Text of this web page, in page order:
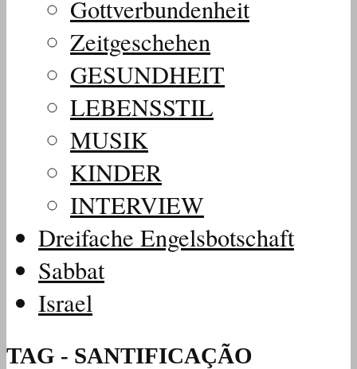
Gottverbundenheit
Zeitgeschehen
GESUNDHEIT
LEBENSSTIL
MUSIK
KINDER
INTERVIEW
Dreifache Engelsbotschaft
Sabbat
Israel
TAG - SANTIFICAÇÃO